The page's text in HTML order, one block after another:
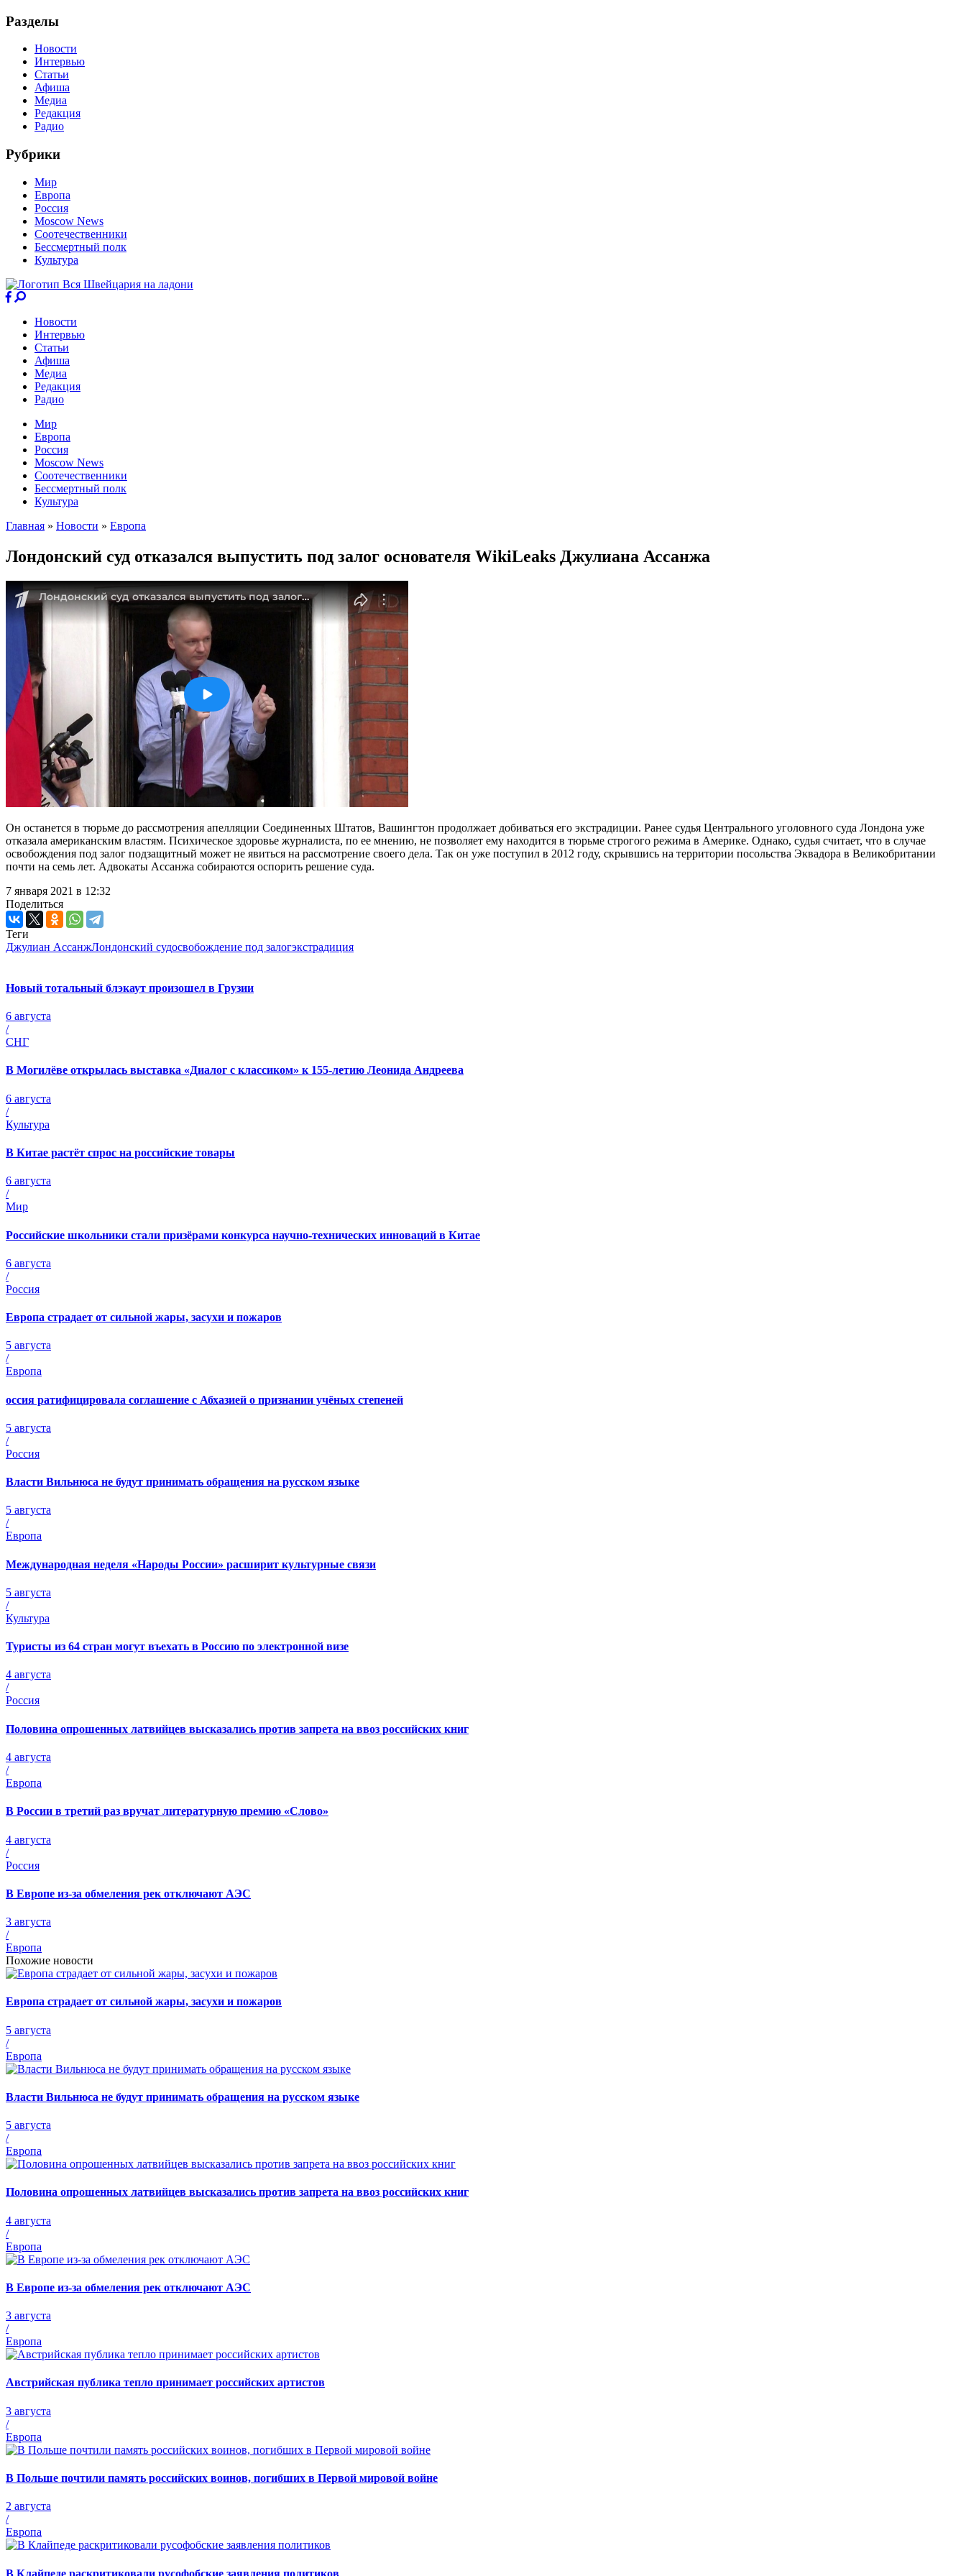
Разделы
Новости
Интервью
Статьи
Афиша
Медиа
Редакция
Радио
Рубрики
Мир
Европа
Россия
Moscow News
Соотечественники
Бессмертный полк
Культура
Новости
Интервью
Статьи
Афиша
Медиа
Редакция
Радио
Мир
Европа
Россия
Moscow News
Соотечественники
Бессмертный полк
Культура
Главная » Новости » Европа
Лондонский суд отказался выпустить под залог основателя WikiLeaks Джулиана Ассанжа
Он останется в тюрьме до рассмотрения апелляции Соединенных Штатов, Вашингтон продолжает добиваться его экстрадиции. Ранее судья Центрального уголовного суда Лондона уже
отказала американским властям. Психическое здоровье журналиста, по ее мнению, не позволяет ему находится в тюрьме строгого режима в Америке. Однако, судья считает, что в случае
освобождения под залог подзащитный может не явиться на рассмотрение своего дела. Так он уже поступил в 2012 году, скрывшись на территории посольства Эквадора в Великобритании
почти на семь лет. Адвокаты Ассанжа собираются оспорить решение суда.
7 января 2021 в 12:32
Поделиться
Теги
Джулиан АссанжЛондонский судосвобождение под залогэкстрадиция
Новый тотальный блэкаут произошел в Грузии
6 августа
/
СНГ
В Могилёве открылась выставка «Диалог с классиком» к 155-летию Леонида Андреева
6 августа
/
Культура
В Китае растёт спрос на российские товары
6 августа
/
Мир
Российские школьники стали призёрами конкурса научно-технических инноваций в Китае
6 августа
/
Россия
Европа страдает от сильной жары, засухи и пожаров
5 августа
/
Европа
оссия ратифицировала соглашение с Абхазией о признании учёных степеней
5 августа
/
Россия
Власти Вильнюса не будут принимать обращения на русском языке
5 августа
/
Европа
Международная неделя «Народы России» расширит культурные связи
5 августа
/
Культура
Туристы из 64 стран могут въехать в Россию по электронной визе
4 августа
/
Россия
Половина опрошенных латвийцев высказались против запрета на ввоз российских книг
4 августа
/
Европа
В России в третий раз вручат литературную премию «Слово»
4 августа
/
Россия
В Европе из-за обмеления рек отключают АЭС
3 августа
/
Европа
Похожие новости
Европа страдает от сильной жары, засухи и пожаров
5 августа
/
Европа
Власти Вильнюса не будут принимать обращения на русском языке
5 августа
/
Европа
Половина опрошенных латвийцев высказались против запрета на ввоз российских книг
4 августа
/
Европа
В Европе из-за обмеления рек отключают АЭС
3 августа
/
Европа
Австрийская публика тепло принимает российских артистов
3 августа
/
Европа
В Польше почтили память российских воинов, погибших в Первой мировой войне
2 августа
/
Европа
В Клайпеде раскритиковали русофобские заявления политиков